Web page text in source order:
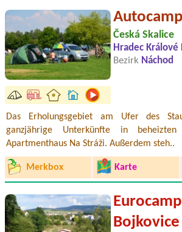
Česká Skalice
Hradec Králové
Bezirk Náchod
Das Erholungsgebiet am Ufer des
ganzjährige Unterkünfte in
Apartmenthaus Na Stráži. Außerdem steh..
Merkbox Karte
Bojkovice